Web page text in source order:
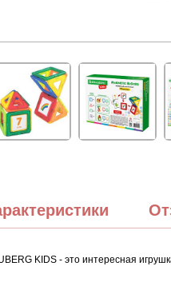
KIDS - это интересная